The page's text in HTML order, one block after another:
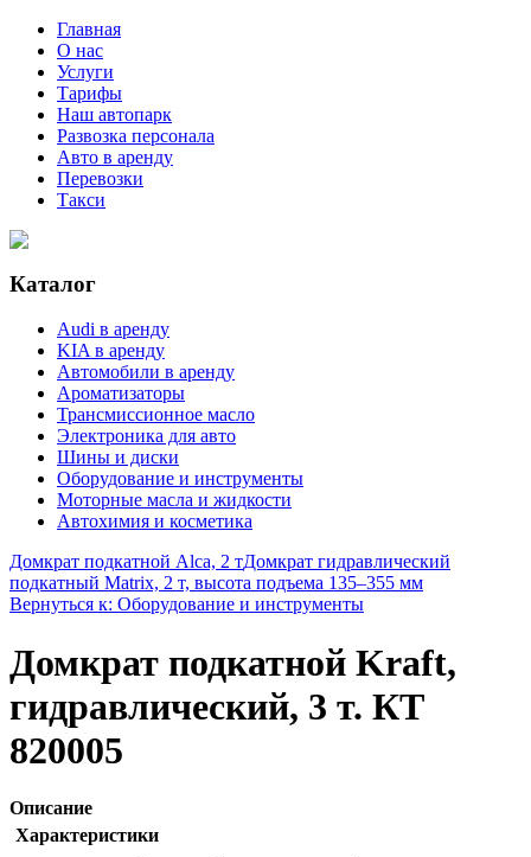
Главная
О нас
Услуги
Тарифы
Наш автопарк
Развозка персонала
Авто в аренду
Перевозки
Такси
Каталог
Audi в аренду
KIA в аренду
Автомобили в аренду
Ароматизаторы
Трансмиссионное масло
Электроника для авто
Шины и диски
Оборудование и инструменты
Моторные масла и жидкости
Автохимия и косметика
Домкрат подкатной Alca, 2 тДомкрат гидравлический
подкатный Matrix, 2 т, высота подъема 135–355 мм
Вернуться к: Оборудование и инструменты
Домкрат подкатной Kraft,
гидравлический, 3 т. КТ
820005
Описание
Характеристики